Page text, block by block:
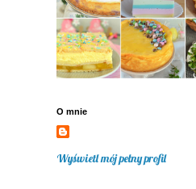
O mnie
Wyświetl mój pełny profil